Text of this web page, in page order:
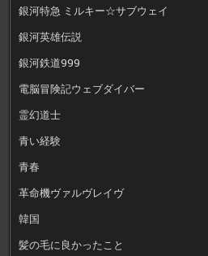
銀河特急 ミルキー☆サブウェイ
銀河英雄伝説
銀河鉄道999
電脳冒険記ウェブダイバー
霊幻道士
青い経験
青春
革命機ヴァルヴレイヴ
韓国
髪の毛に良かったこと